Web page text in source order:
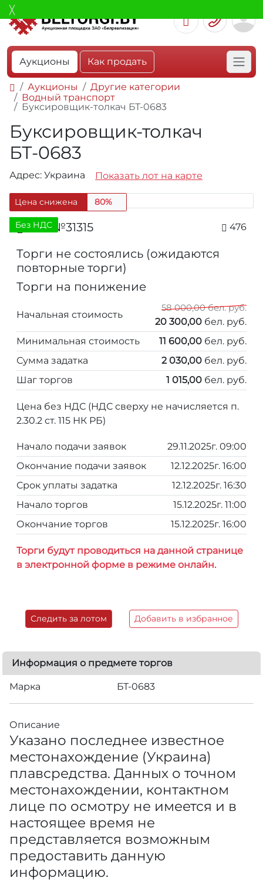
Аукционы Как продать
Аукционы
Другие категории
Водный транспорт
Буксировщик-толкач БТ-0683
Буксировщик-толкач
БТ-0683
Адрес: Украина Показать лот на карте
Цена снижена 80%
Без НДС
Лот №31315 476
Торги не состоялись (ожидаются
повторные торги)
Торги на понижение
Начальная стоимость
58 000,00 бел. руб.
20 300,00 бел. руб.
Минимальная стоимость
11 600,00 бел. руб.
Сумма задатка
2 030,00 бел. руб.
Шаг торгов
1 015,00 бел. руб.
Цена без НДС (НДС сверху не начисляется п.
2.30.2 ст. 115 НК РБ)
Начало подачи заявок
29.11.2025г. 09:00
Окончание подачи заявок
12.12.2025г. 16:00
Срок уплаты задатка
12.12.2025г. 16:30
Начало торгов
15.12.2025г. 11:00
Окончание торгов
15.12.2025г. 16:00
Торги будут проводиться на данной странице
в электронной форме в режиме онлайн.
Следить за лотом Добавить в избранное
Информация о предмете торгов
Марка БТ-0683
Описание
Указано последнее известное
местонахождение (Украина)
плавсредства. Данных о точном
местонахождении, контактном
лице по осмотру не имеется и в
настоящее время не
представляется возможным
предоставить данную
информацию.